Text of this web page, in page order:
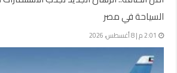
السياحة في مصر
2:01 م | 8 أغسطس، 2026